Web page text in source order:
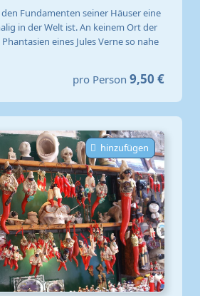
Fundamenten seiner Häuser eine
in der Welt ist. An keinem Ort der
eines Jules Verne so nahe
pro Person 9,50 €
hinzufügen